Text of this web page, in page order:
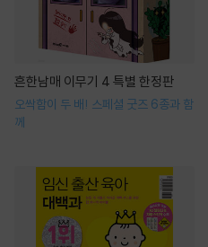
흔한남매 이무기 4 특별 한정판
오싹함이 두 배! 스페셜 굿즈 6종과 함
께